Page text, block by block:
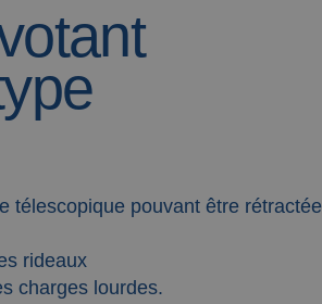
télescopique pouvant être rétractée
rideaux
charges lourdes.